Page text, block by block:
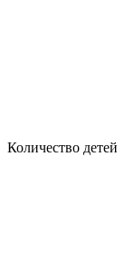
Количество детей